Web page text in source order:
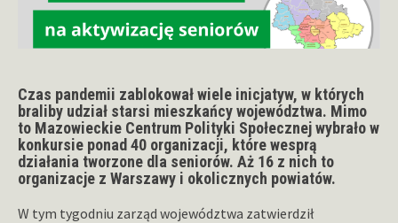
Czas pandemii zablokował wiele inicjatyw, w których
braliby udział starsi mieszkańcy województwa. Mimo
to Mazowieckie Centrum Polityki Społecznej wybrało w
konkursie ponad 40 organizacji, które wesprą
działania tworzone dla seniorów. Aż 16 z nich to
organizacje z Warszawy i okolicznych powiatów.
W tym tygodniu zarząd województwa zatwierdził